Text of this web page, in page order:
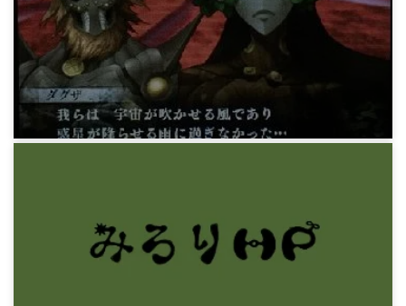
真・女神転生4FINAL 7.クリアまで
9年前
真・女神転生4FINAL 6.クリシュナ撃破まで